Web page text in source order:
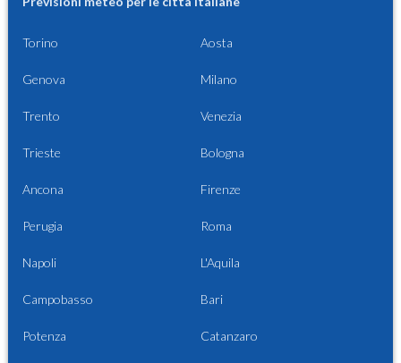
Torino Aosta
Genova Milano
Trento Venezia
Trieste Bologna
Ancona Firenze
Perugia Roma
Napoli L'Aquila
Campobasso Bari
Potenza Catanzaro